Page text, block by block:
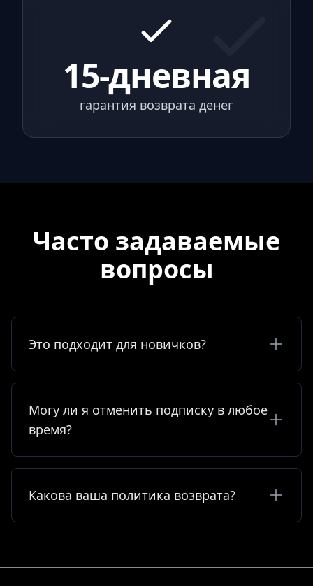
15-дневная
гарантия возврата денег
Часто задаваемые
вопросы
Это подходит для новичков?
Могу ли я отменить подписку в любое
время?
Какова ваша политика возврата?